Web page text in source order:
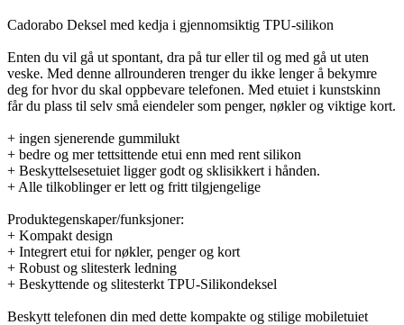
Cadorabo Deksel med kedja i gjennomsiktig TPU-silikon
Enten du vil gå ut spontant, dra på tur eller til og med gå ut uten
veske. Med denne allrounderen trenger du ikke lenger å bekymre
deg for hvor du skal oppbevare telefonen. Med etuiet i kunstskinn
får du plass til selv små eiendeler som penger, nøkler og viktige kort.
+ ingen sjenerende gummilukt
+ bedre og mer tettsittende etui enn med rent silikon
+ Beskyttelsesetuiet ligger godt og sklisikkert i hånden.
+ Alle tilkoblinger er lett og fritt tilgjengelige
Produktegenskaper/funksjoner:
+ Kompakt design
+ Integrert etui for nøkler, penger og kort
+ Robust og slitesterk ledning
+ Beskyttende og slitesterkt TPU-Silikondeksel
Beskytt telefonen din med dette kompakte og stilige mobiletuiet